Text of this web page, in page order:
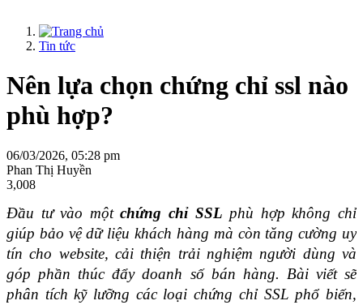
Tin tức
Nên lựa chọn chứng chỉ ssl nào
phù hợp?
06/03/2026, 05:28 pm
Phan Thị Huyền
3,008
Đầu tư vào một chứng chỉ SSL phù hợp không chỉ
giúp bảo vệ dữ liệu khách hàng mà còn tăng cường uy
tín cho website, cải thiện trải nghiệm người dùng và
góp phần thúc đẩy doanh số bán hàng. Bài viết sẽ
phân tích kỹ lưỡng các loại chứng chỉ SSL phổ biến,